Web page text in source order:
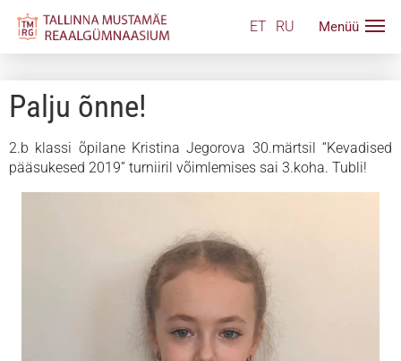
ET RU
Palju õnne!
2.b klassi õpilane Kristina Jegorova 30.märtsil “Kevadised
pääsukesed 2019” turniiril võimlemises sai 3.koha. Tubli!